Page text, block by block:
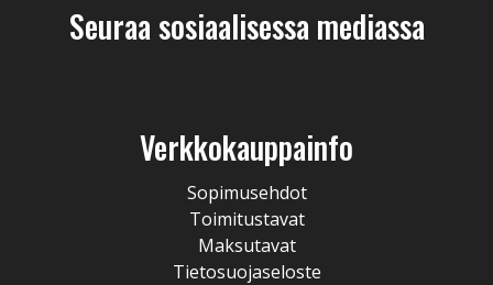
Seuraa sosiaalisessa mediassa
Verkkokauppainfo
Sopimusehdot
Toimitustavat
Maksutavat
Tietosuojaseloste